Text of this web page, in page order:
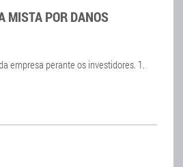
MISTA POR DANOS
empresa perante os investidores. 1.